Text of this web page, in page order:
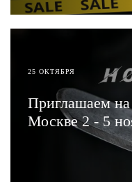
25 ОКТЯБРЯ
Приглашаем
Москве 2 - 5